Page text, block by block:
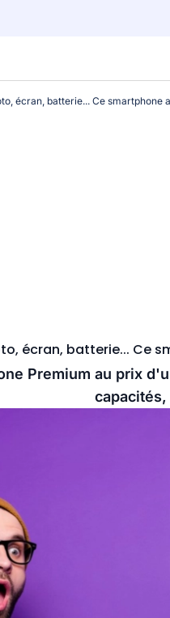
écran, batterie... Ce
Premium au prix